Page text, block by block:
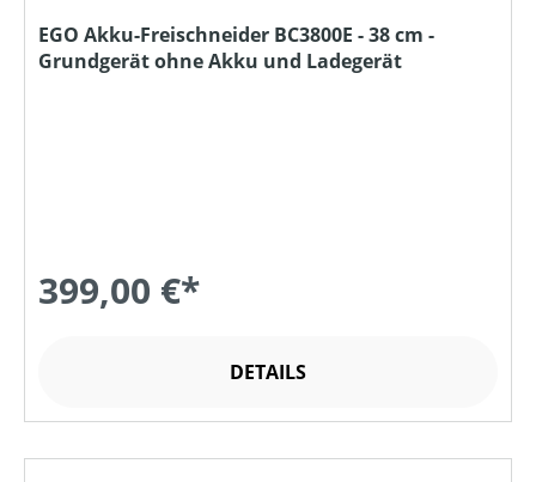
EGO Akku-Freischneider BC3800E - 38 cm -
Grundgerät ohne Akku und Ladegerät
399,00 €*
DETAILS